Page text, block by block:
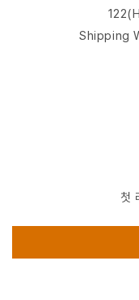
Shipping
첫